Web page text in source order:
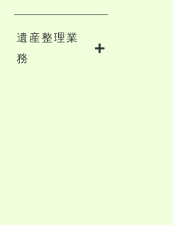
遺産整理業
務